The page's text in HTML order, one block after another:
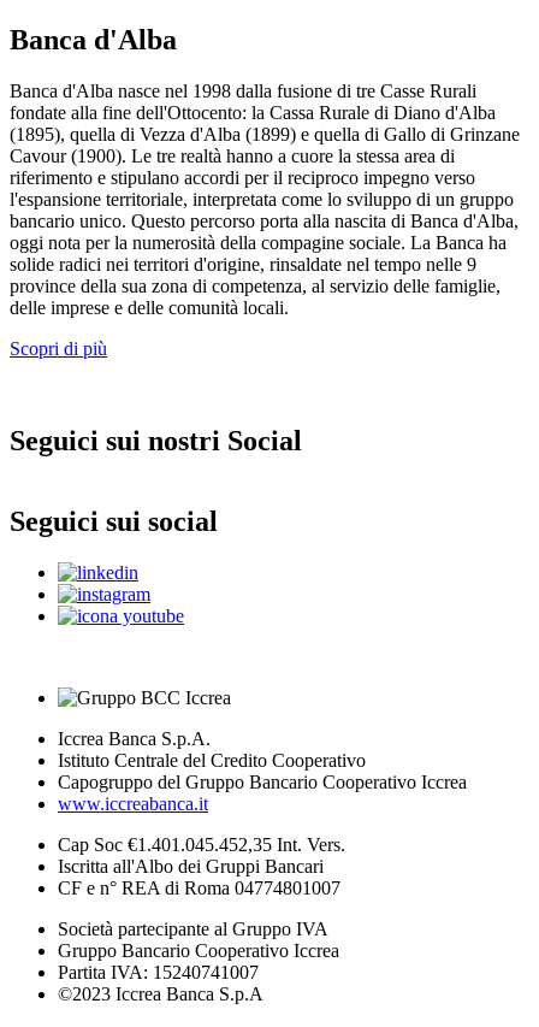
Banca d'Alba
Banca d'Alba nasce nel 1998 dalla fusione di tre Casse Rurali
fondate alla fine dell'Ottocento: la Cassa Rurale di Diano d'Alba
(1895), quella di Vezza d'Alba (1899) e quella di Gallo di Grinzane
Cavour (1900). Le tre realtà hanno a cuore la stessa area di
riferimento e stipulano accordi per il reciproco impegno verso
l'espansione territoriale, interpretata come lo sviluppo di un gruppo
bancario unico. Questo percorso porta alla nascita di Banca d'Alba,
oggi nota per la numerosità della compagine sociale. La Banca ha
solide radici nei territori d'origine, rinsaldate nel tempo nelle 9
province della sua zona di competenza, al servizio delle famiglie,
delle imprese e delle comunità locali.
Scopri di più
Seguici sui nostri Social
Seguici sui social
Iccrea Banca S.p.A.
Istituto Centrale del Credito Cooperativo
Capogruppo del Gruppo Bancario Cooperativo Iccrea
www.iccreabanca.it
Cap Soc €1.401.045.452,35 Int. Vers.
Iscritta all'Albo dei Gruppi Bancari
CF e n° REA di Roma 04774801007
Società partecipante al Gruppo IVA
Gruppo Bancario Cooperativo Iccrea
Partita IVA: 15240741007
©2023 Iccrea Banca S.p.A